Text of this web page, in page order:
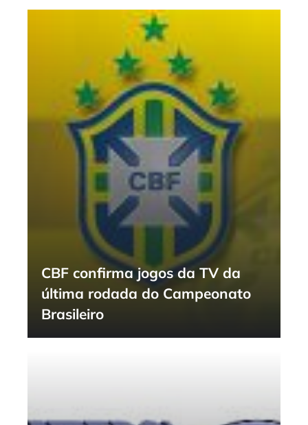
CBF confirma jogos da TV da
última rodada do Campeonato
Brasileiro